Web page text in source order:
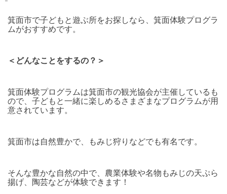
箕面市で子どもと遊ぶ所をお探しなら、箕面体験プログラ
ムがおすすめです。
＜どんなことをするの？＞
箕面体験プログラムは箕面市の観光協会が主催しているも
ので、子どもと一緒に楽しめるさまざまなプログラムが用
意されています。
箕面市は自然豊かで、もみじ狩りなどでも有名です。
そんな豊かな自然の中で、農業体験や名物もみじの天ぷら
揚げ、陶芸などが体験できます！